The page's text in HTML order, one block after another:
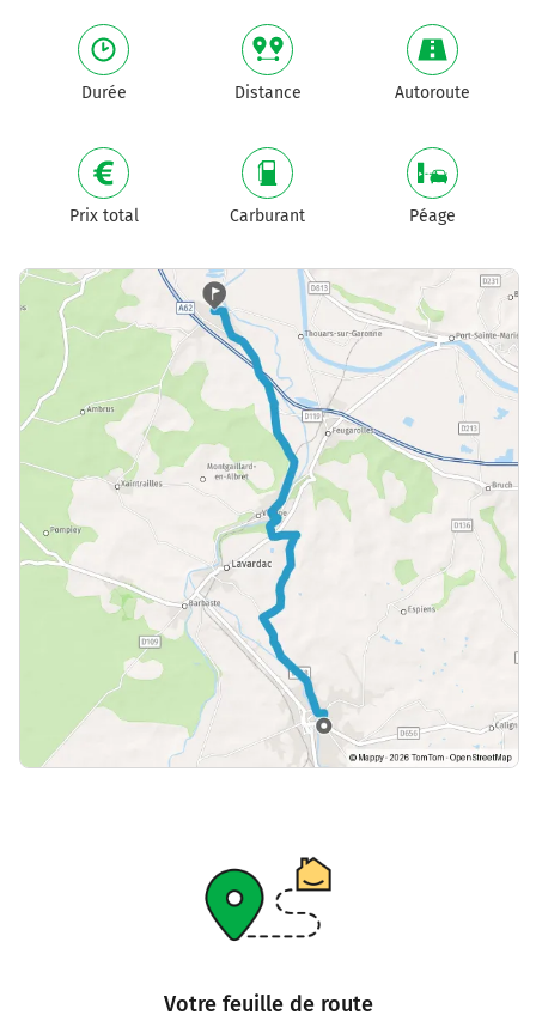
Durée Distance Autoroute
Prix total Carburant Péage
Votre feuille de route